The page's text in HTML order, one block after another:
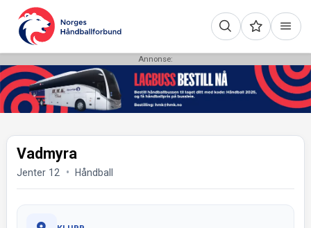
Annonse:
Vadmyra
Jenter 12 Håndball